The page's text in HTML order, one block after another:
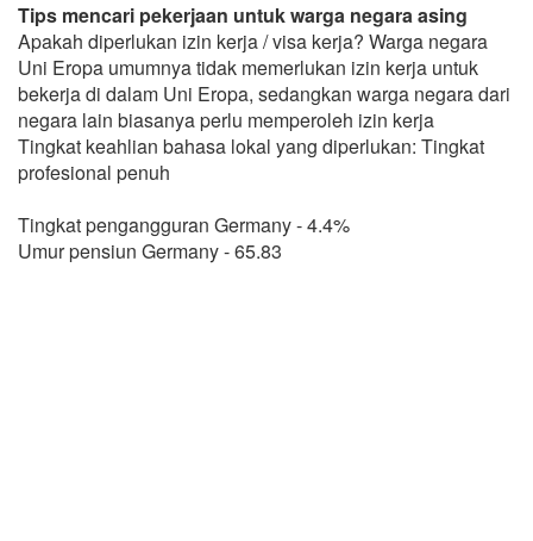
Tips mencari pekerjaan untuk warga negara asing
Apakah diperlukan izin kerja / visa kerja? Warga negara
Uni Eropa umumnya tidak memerlukan izin kerja untuk
bekerja di dalam Uni Eropa, sedangkan warga negara dari
negara lain biasanya perlu memperoleh izin kerja
Tingkat keahlian bahasa lokal yang diperlukan: Tingkat
profesional penuh
Tingkat pengangguran Germany - 4.4%
Umur pensiun Germany - 65.83